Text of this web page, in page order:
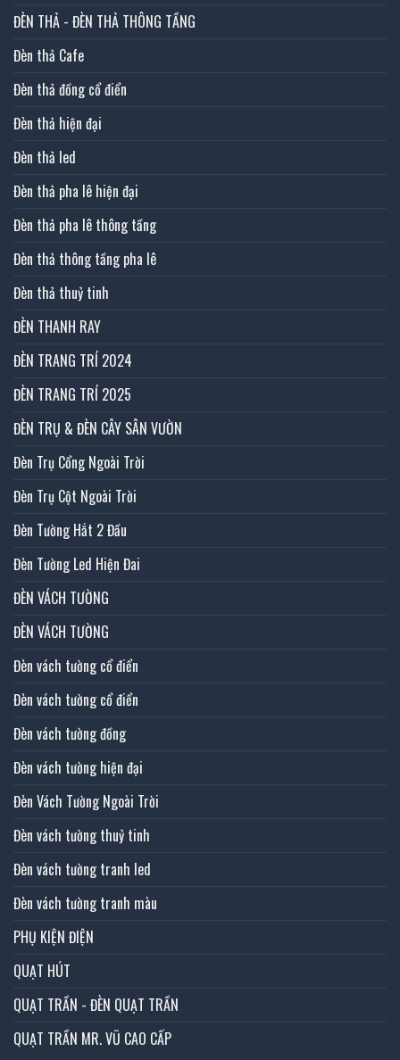
ĐÈN THẢ - ĐÈN THẢ THÔNG TẦNG
Đèn thả Cafe
Đèn thả đồng cổ điển
Đèn thả hiện đại
Đèn thả led
Đèn thả pha lê hiện đại
Đèn thả pha lê thông tầng
Đèn thả thông tầng pha lê
Đèn thả thuỷ tinh
ĐÈN THANH RAY
ĐÈN TRANG TRÍ 2024
ĐÈN TRANG TRÍ 2025
ĐÈN TRỤ & ĐÈN CÂY SÂN VƯỜN
Đèn Trụ Cổng Ngoài Trời
Đèn Trụ Cột Ngoài Trời
Đèn Tường Hắt 2 Đầu
Đèn Tường Led Hiện Đai
ĐÈN VÁCH TƯỜNG
ĐÈN VÁCH TƯỜNG
Đèn vách tường cổ điển
Đèn vách tường cổ điển
Đèn vách tường đồng
Đèn vách tường hiện đại
Đèn Vách Tường Ngoài Trời
Đèn vách tường thuỷ tinh
Đèn vách tường tranh led
Đèn vách tường tranh màu
PHỤ KIỆN ĐIỆN
QUẠT HÚT
QUẠT TRẦN - ĐÈN QUẠT TRẦN
QUẠT TRẦN MR. VŨ CAO CẤP